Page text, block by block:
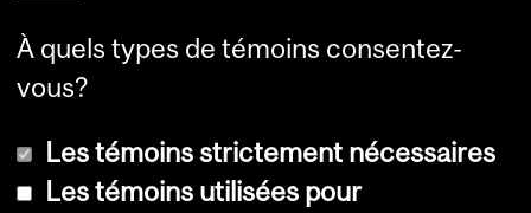
À quels types de témoins consentez-
vous?
Les témoins strictement nécessaires
Les témoins utilisées pour